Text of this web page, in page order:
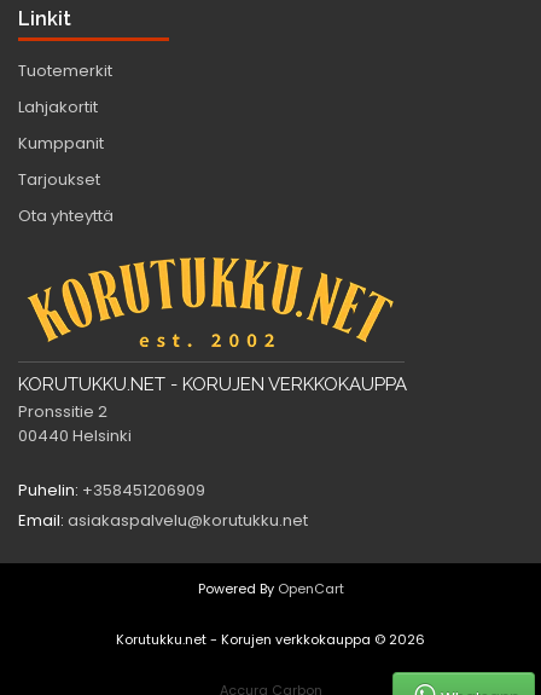
Linkit
Tuotemerkit
Lahjakortit
Kumppanit
Tarjoukset
Ota yhteyttä
KORUTUKKU.NET - KORUJEN VERKKOKAUPPA
Pronssitie 2
00440 Helsinki
Puhelin: +358451206909
Email: asiakaspalvelu@korutukku.net
Powered By OpenCart
Korutukku.net - Korujen verkkokauppa © 2026
Accura Carbon